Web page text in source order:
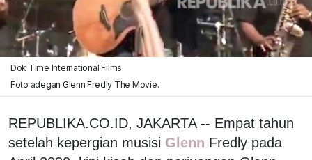
Dok Time International Films
Foto adegan Glenn Fredly The Movie.
REPUBLIKA.CO.ID, JAKARTA -- Empat tahun
setelah kepergian musisi Glenn Fredly pada